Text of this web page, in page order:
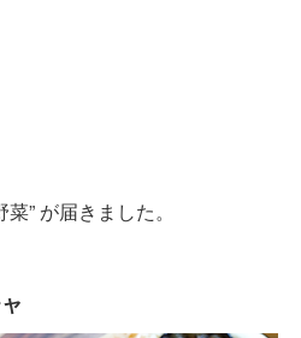
” が届きました。